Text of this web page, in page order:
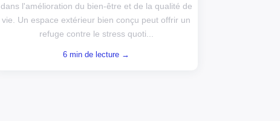
dans l'amélioration du bien-être et de la qualité de
vie. Un espace extérieur bien conçu peut offrir un
refuge contre le stress quoti...
6 min de lecture →